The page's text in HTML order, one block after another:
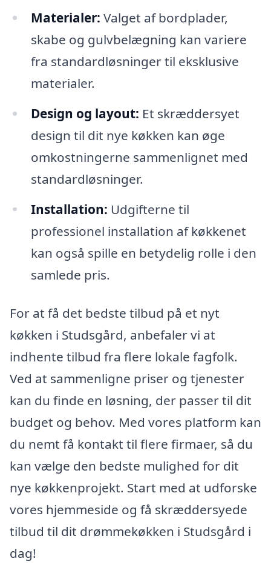
Materialer: Valget af bordplader,
skabe og gulvbelægning kan variere
fra standardløsninger til eksklusive
materialer.
Design og layout: Et skræddersyet
design til dit nye køkken kan øge
omkostningerne sammenlignet med
standardløsninger.
Installation: Udgifterne til
professionel installation af køkkenet
kan også spille en betydelig rolle i den
samlede pris.
For at få det bedste tilbud på et nyt
køkken i Studsgård, anbefaler vi at
indhente tilbud fra flere lokale fagfolk.
Ved at sammenligne priser og tjenester
kan du finde en løsning, der passer til dit
budget og behov. Med vores platform kan
du nemt få kontakt til flere firmaer, så du
kan vælge den bedste mulighed for dit
nye køkkenprojekt. Start med at udforske
vores hjemmeside og få skræddersyede
tilbud til dit drømmekøkken i Studsgård i
dag!